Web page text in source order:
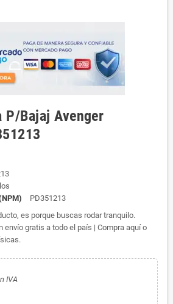
P/Bajaj Avenger
PD351213
es porque buscas rodar tranquilo.
envío gratis a todo el país | Compra aquí o
IVA